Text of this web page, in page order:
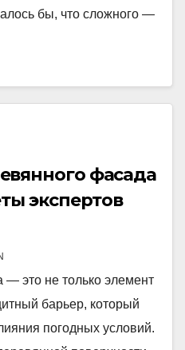
бы, что сложного —
фасада
экспертов
это не только элемент
барьер, который
погодных условий.